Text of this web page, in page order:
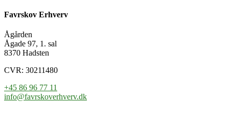
Favrskov Erhverv
Ågården
Ågade 97, 1. sal
8370 Hadsten
CVR: 30211480
+45 86 96 77 11
info@favrskoverhverv.dk